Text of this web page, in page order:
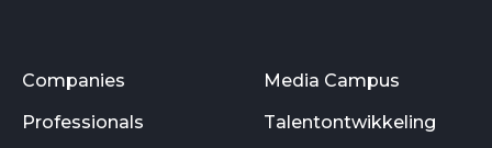
Companies
Professionals
Media Campus
Talentontwikkeling